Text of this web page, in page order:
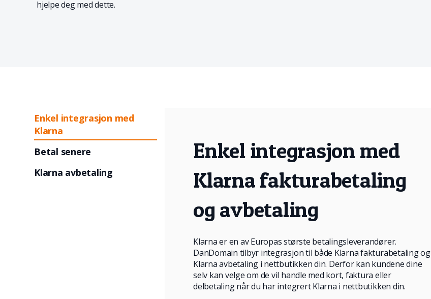
hjelpe deg med dette.
Enkel integrasjon med
Klarna
Betal senere
Klarna avbetaling
Enkel integrasjon med
Klarna fakturabetaling
og avbetaling
Klarna er en av Europas største betalingsleverandører.
DanDomain tilbyr integrasjon til både Klarna fakturabetaling og
Klarna avbetaling i nettbutikken din. Derfor kan kundene dine
selv kan velge om de vil handle med kort, faktura eller
delbetaling når du har integrert Klarna i nettbutikken din.